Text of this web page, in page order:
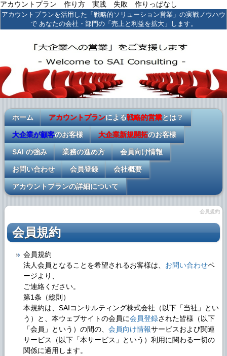
アカウントプラン 作り方 実践 失敗 作りっぱなし
アカウントプランを活用した「戦略的ソリューション営業」の実戦ノウハウ
で あなたの会社・部門の「売上と利益を拡大」します。
ホーム アカウントプランによる戦略的営業とは？
大企業が顧客のお客様 大企業新規開拓のお客様
SAI の強み 業務の進め方 会員向け情報
お問い合わせ 会員登録 会社概要
アカウントプランの詳細について
会員規約
会員規約
会員規約
法人会員となることを希望されるお客様は、 お問い合わせペ
ージより、
ご連絡ください。
第1条（総則）
本規約は、SAIコンサルティング株式会社（以下「当社」とい
う）と、本ウェブサイトの会員に会員登録された皆様（以下
「会員」という）の間の、 会員向け情報サービスおよび関連
サービス（以下「本サービス」という）利用に関わる一切の
関係に適用します。